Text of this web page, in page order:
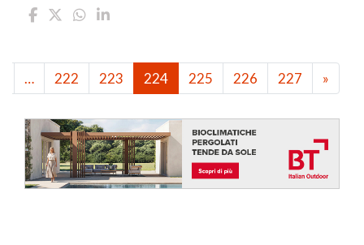
… 222 223 224 225 226 227 »